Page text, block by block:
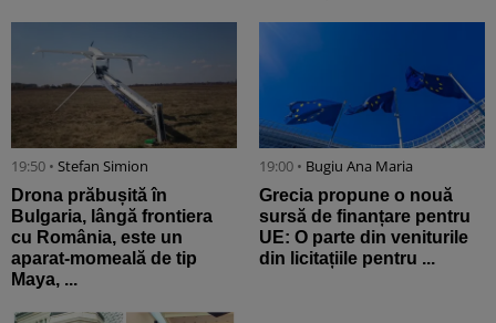
19:50 • Stefan Simion
Drona prăbușită în
Bulgaria, lângă frontiera
cu România, este un
aparat-momeală de tip
Maya, ...
19:00 • Bugiu ⁠Ana Maria
Grecia propune o nouă
sursă de finanțare pentru
UE: O parte din veniturile
din licitațiile pentru ...